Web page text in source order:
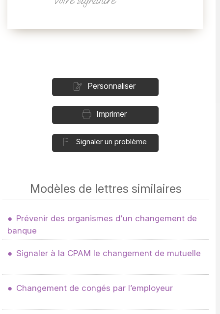
Personnaliser
Imprimer
Signaler un problème
Modèles de lettres similaires
Prévenir des organismes d'un changement de
banque
Signaler à la CPAM le changement de mutuelle
Changement de congés par l’employeur